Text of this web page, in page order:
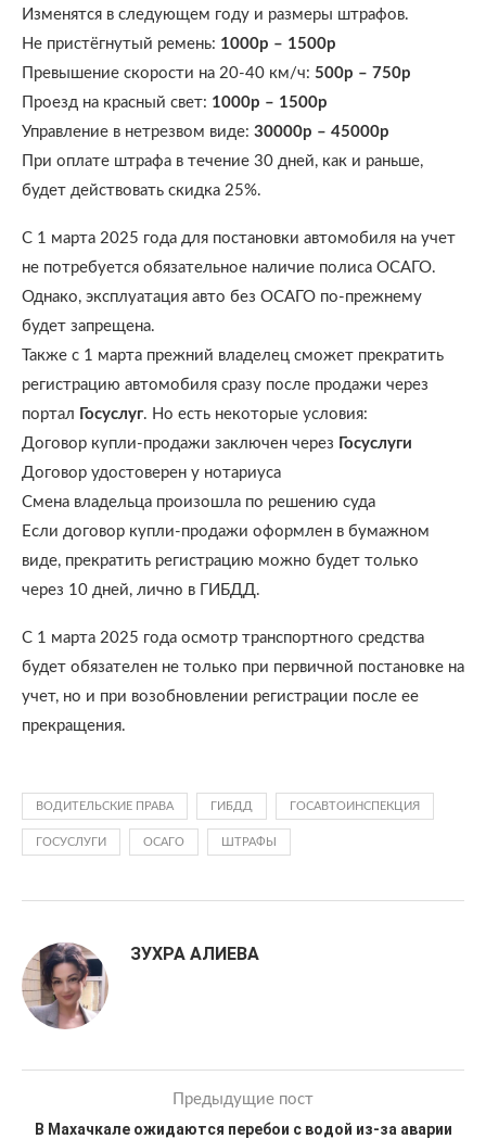
Изменятся в следующем году и размеры штрафов.
Не пристёгнутый ремень: 1000р – 1500р
Превышение скорости на 20-40 км/ч: 500р – 750р
Проезд на красный свет: 1000р – 1500р
Управление в нетрезвом виде: 30000р – 45000р
При оплате штрафа в течение 30 дней, как и раньше,
будет действовать скидка 25%.
С 1 марта 2025 года для постановки автомобиля на учет
не потребуется обязательное наличие полиса ОСАГО.
Однако, эксплуатация авто без ОСАГО по-прежнему
будет запрещена.
Также с 1 марта прежний владелец сможет прекратить
регистрацию автомобиля сразу после продажи через
портал Госуслуг. Но есть некоторые условия:
Договор купли-продажи заключен через Госуслуги
Договор удостоверен у нотариуса
Смена владельца произошла по решению суда
Если договор купли-продажи оформлен в бумажном
виде, прекратить регистрацию можно будет только
через 10 дней, лично в ГИБДД.
С 1 марта 2025 года осмотр транспортного средства
будет обязателен не только при первичной постановке на
учет, но и при возобновлении регистрации после ее
прекращения.
ВОДИТЕЛЬСКИЕ ПРАВА ГИБДД ГОСАВТОИНСПЕКЦИЯ
ГОСУСЛУГИ ОСАГО ШТРАФЫ
ЗУХРА АЛИЕВА
Предыдущие пост
В Махачкале ожидаются перебои с водой из-за аварии